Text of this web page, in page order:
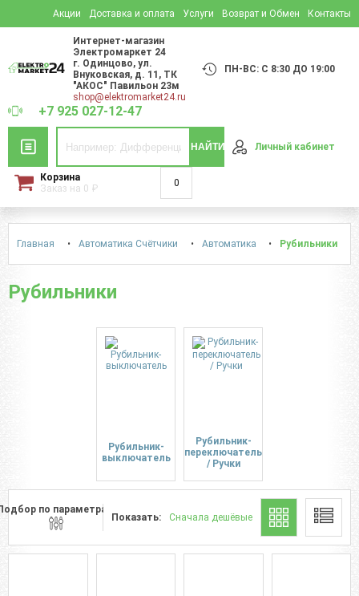
Акции Доставка и оплата Услуги Возврат и Обмен Контакты
Интернет-магазин
Электромаркет 24
г. Одинцово,ул.
Внуковская, д. 11 , ТК
"АКОС" Павильон 23м
shop@elektromarket24.ru
ПН-ВС: С 8:30 ДО 19:00
+7 925 027-12-47
НАЙТИ Личный кабинет
Корзина
Заказ на 0 ₽ 0
Главная • Автоматика Счётчики • Автоматика • Рубильники
Рубильники
Рубильник-
выключатель
Рубильник-
переключатель
/ Ручки
по параметрам
Показать: Сначала дешёвые